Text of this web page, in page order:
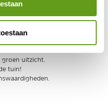
groen uitzicht.
tuin!